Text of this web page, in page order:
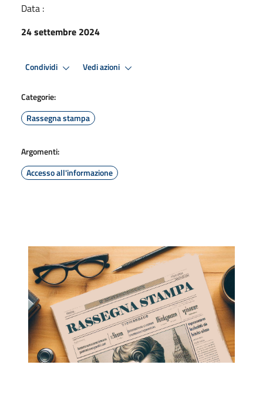
Data :
24 settembre 2024
Condividi Vedi azioni
Categorie:
Rassegna stampa
Argomenti:
Accesso all'informazione